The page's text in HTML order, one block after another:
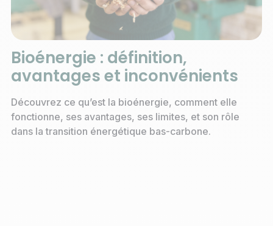
Bioénergie : définition,
avantages et inconvénients
Découvrez ce qu’est la bioénergie, comment elle
fonctionne, ses avantages, ses limites, et son rôle
dans la transition énergétique bas-carbone.